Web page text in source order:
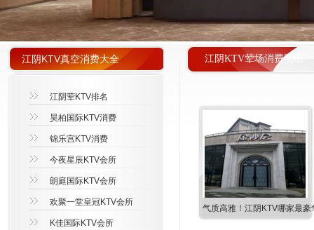
江阴KTV荤场消费明细
气质高雅！江阴KTV哪家最
江阴KTV真空消费大全
江阴荤KTV排名
昊柏国际KTV消费
锦乐宫KTV消费
今夜星辰KTV会所
朗庭国际KTV会所
欢聚一堂皇冠KTV会所
K佳国际KTV会所